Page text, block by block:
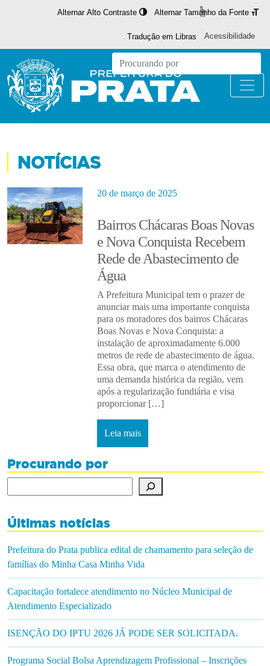
Alternar Alto Contraste Alternar Tamanho da Fonte
Acessibilidade
Tradução em Libras
NOTÍCIAS
20 de março de 2025
Bairros Chácaras Boas Novas
e Nova Conquista Recebem
Rede de Abastecimento de
Água
A Prefeitura Municipal tem o prazer de
anunciar mais uma importante conquista
para os moradores dos bairros Chácaras
Boas Novas e Nova Conquista: a
instalação de aproximadamente 6.000
metros de rede de abastecimento de água.
Essa obra, que marca o atendimento de
uma demanda histórica da região, vem
após a regularização fundiária e visa
proporcionar […]
Leia mais
Procurando por
Últimas notícias
Prefeitura do Prata publica edital de chamamento para seleção de
famílias do Minha Casa Minha Vida
Capacitação fortalece atendimento no Núcleo Municipal de
Atendimento Especializado
ISENÇÃO DO IPTU 2026 JÁ PODE SER SOLICITADA.
Programa Social Bolsa Aprendizagem Profissional – Inscrições